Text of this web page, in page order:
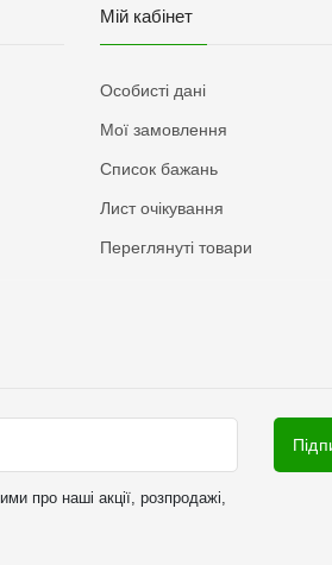
Мій кабінет
Особисті дані
Мої замовлення
Список бажань
Лист очікування
Переглянуті товари
про наші акції, розпродажі,